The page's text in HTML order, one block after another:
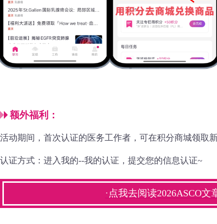
额外福利：
活动期间，首次认证的医务工作者，可在积分商城领取
认证方式：进入我的--我的认证，提交您的信息认证~
·点我去阅读2026ASCO文